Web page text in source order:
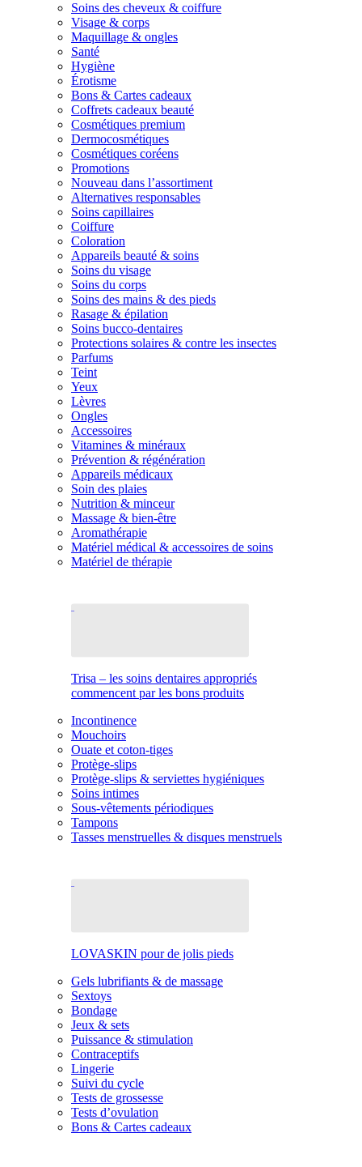
Soins des cheveux & coiffure
Visage & corps
Maquillage & ongles
Santé
Hygiène
Érotisme
Bons & Cartes cadeaux
Coffrets cadeaux beauté
Cosmétiques premium
Dermocosmétiques
Cosmétiques coréens
Promotions
Nouveau dans l’assortiment
Alternatives responsables
Soins capillaires
Coiffure
Coloration
Appareils beauté & soins
Soins du visage
Soins du corps
Soins des mains & des pieds
Rasage & épilation
Soins bucco-dentaires
Protections solaires & contre les insectes
Parfums
Teint
Yeux
Lèvres
Ongles
Accessoires
Vitamines & minéraux
Prévention & régénération
Appareils médicaux
Soin des plaies
Nutrition & minceur
Massage & bien-être
Aromathérapie
Matériel médical & accessoires de soins
Matériel de thérapie
Trisa – les soins dentaires appropriés
commencent par les bons produits
Incontinence
Mouchoirs
Ouate et coton-tiges
Protège-slips
Protège-slips & serviettes hygiéniques
Soins intimes
Sous-vêtements périodiques
Tampons
Tasses menstruelles & disques menstruels
LOVASKIN pour de jolis pieds
Gels lubrifiants & de massage
Sextoys
Bondage
Jeux & sets
Puissance & stimulation
Contraceptifs
Lingerie
Suivi du cycle
Tests de grossesse
Tests d’ovulation
Bons & Cartes cadeaux